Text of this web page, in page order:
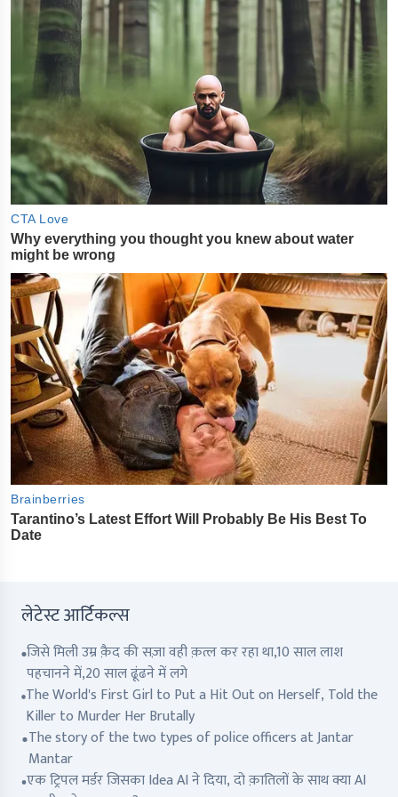
लेटेस्ट आर्टिकल्स
जिसे मिली उम्र क़ैद की सज़ा वही क़त्ल कर रहा था,10 साल लाश
पहचानने में,20 साल ढूंढने में लगे
The World's First Girl to Put a Hit Out on Herself, Told the
Killer to Murder Her Brutally
The story of the two types of police officers at Jantar
Mantar
एक ट्रिपल मर्डर जिसका Idea AI ने दिया, दो क़ातिलों के साथ क्या AI